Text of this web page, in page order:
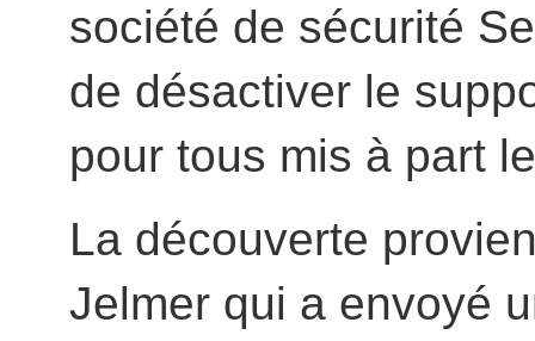
société de sécurité
de désactiver le
pour tous mis à part
La découverte
Jelmer qui a envoyé